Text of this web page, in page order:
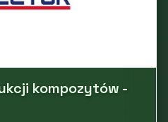
kompozytów -